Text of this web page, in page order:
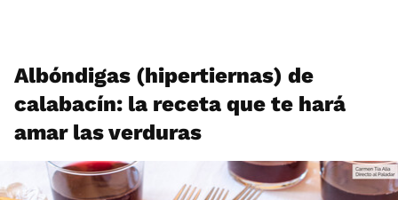
Albóndigas (hipertiernas) de
calabacín: la receta que te hará
amar las verduras